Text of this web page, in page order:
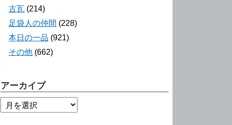
古瓦 (214)
足袋人の仲間 (228)
本日の一品 (921)
その他 (662)
アーカイブ